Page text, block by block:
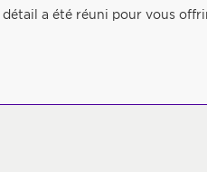
a été réuni pour vous